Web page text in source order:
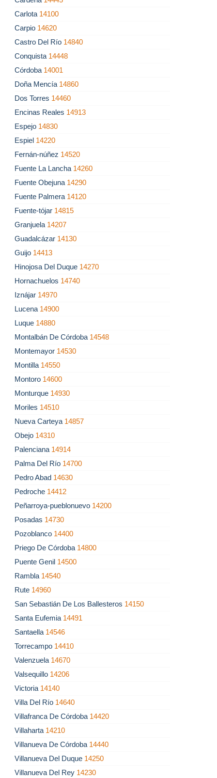
Carlota 14100
Carpio 14620
Castro Del Río 14840
Conquista 14448
Córdoba 14001
Doña Mencía 14860
Dos Torres 14460
Encinas Reales 14913
Espejo 14830
Espiel 14220
Fernán-núñez 14520
Fuente La Lancha 14260
Fuente Obejuna 14290
Fuente Palmera 14120
Fuente-tójar 14815
Granjuela 14207
Guadalcázar 14130
Guijo 14413
Hinojosa Del Duque 14270
Hornachuelos 14740
Iznájar 14970
Lucena 14900
Luque 14880
Montalbán De Córdoba 14548
Montemayor 14530
Montilla 14550
Montoro 14600
Monturque 14930
Moriles 14510
Nueva Carteya 14857
Obejo 14310
Palenciana 14914
Palma Del Río 14700
Pedro Abad 14630
Pedroche 14412
Peñarroya-pueblonuevo 14200
Posadas 14730
Pozoblanco 14400
Priego De Córdoba 14800
Puente Genil 14500
Rambla 14540
Rute 14960
San Sebastián De Los Ballesteros 14150
Santa Eufemia 14491
Santaella 14546
Torrecampo 14410
Valenzuela 14670
Valsequillo 14206
Victoria 14140
Villa Del Río 14640
Villafranca De Córdoba 14420
Villaharta 14210
Villanueva De Córdoba 14440
Villanueva Del Duque 14250
Villanueva Del Rey 14230